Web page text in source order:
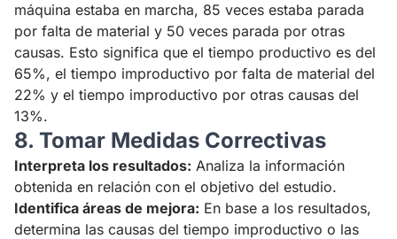
máquina estaba en marcha, 85 veces estaba parada
por falta de material y 50 veces parada por otras
causas. Esto significa que el tiempo productivo es del
65%, el tiempo improductivo por falta de material del
22% y el tiempo improductivo por otras causas del
13%.
8. Tomar Medidas Correctivas
Interpreta los resultados: Analiza la información
obtenida en relación con el objetivo del estudio.
Identifica áreas de mejora: En base a los resultados,
determina las causas del tiempo improductivo o las